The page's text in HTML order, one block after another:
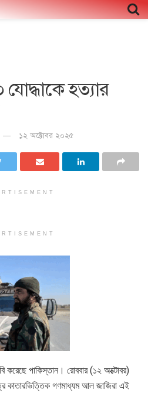
হত্যার
১২ অক্টোবর ২০২৫
করেছে পাকিস্তান। রোববার (১২ অক্টোবর)
কাতারভিত্তিক গণমাধ্যম আল জাজিরা এই